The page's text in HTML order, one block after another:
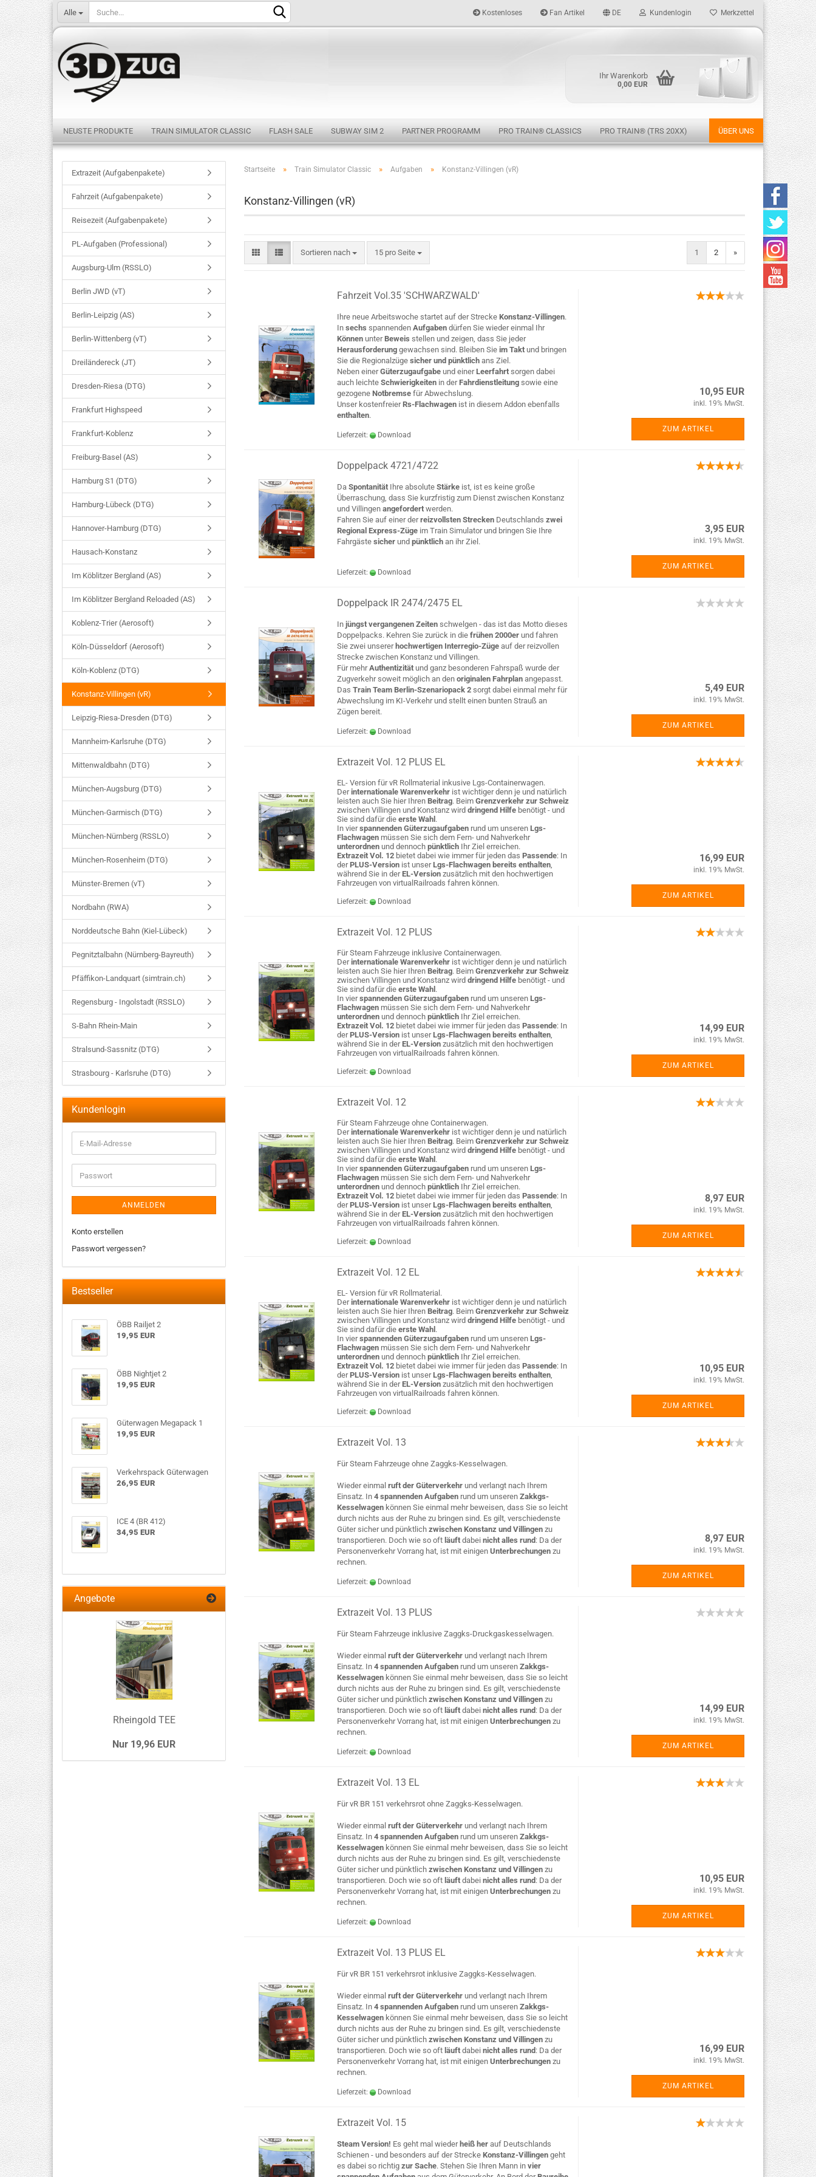
Kostenloses Fan Artikel DE Kundenlogin Merkzettel
Alle
Ihr Warenkorb
0,00 EUR
NEUSTE PRODUKTE TRAIN SIMULATOR CLASSIC FLASH SALE SUBWAY SIM 2 PARTNER PROGRAMM PRO TRAIN® CLASSICS PRO TRAIN® (TRS 20XX) ÜBER UNS
Startseite » Train Simulator Classic » Aufgaben » Konstanz-Villingen (vR)
Konstanz-Villingen (vR)
Sortieren nach 15 pro Seite 1 2 »
Fahrzeit Vol.35 'SCHWARZWALD'
Ihre neue Arbeitswoche startet auf der Strecke Konstanz-Villingen.
In sechs spannenden Aufgaben dürfen Sie wieder einmal Ihr
Können unterBeweis stellen und zeigen, dass Sie jeder
Herausforderung gewachsen sind. Bleiben Sie im Takt und bringen
Sie die Regionalzüge sicher und pünktlich ans Ziel.
Neben einerGüterzugaufgabe und einerLeerfahrt sorgen dabei
auch leichte Schwierigkeiten in derFahrdienstleitung sowie eine
gezogene Notbremse für Abwechslung.
Unser kostenfreierRs-Flachwagen ist in diesem Addon ebenfalls
enthalten.
Lieferzeit: Download
10,95 EUR
inkl. 19% MwSt.
ZUM ARTIKEL
Doppelpack 4721/4722
Da Spontanität Ihre absolute Stärke ist, ist es keine große
Überraschung, dass Sie kurzfristig zum Dienst zwischen Konstanz
und Villingen angefordert werden.
Fahren Sie auf einer derreizvollsten Strecken Deutschlands zwei
Regional Express-Züge im Train Simulator und bringen Sie Ihre
Fahrgäste sicher und pünktlich an ihr Ziel.
Lieferzeit: Download
3,95 EUR
inkl. 19% MwSt.
ZUM ARTIKEL
Doppelpack IR 2474/2475 EL
In jüngst vergangenen Zeiten schwelgen - das ist das Motto dieses
Doppelpacks. Kehren Sie zurück in die frühen 2000er und fahren
Sie zwei unserer hochwertigen Interregio-Züge auf der reizvollen
Strecke zwischen Konstanz und Villingen.
Für mehrAuthentizität und ganz besonderen Fahrspaß wurde der
Zugverkehr soweit möglich an den originalen Fahrplan angepasst.
Das Train Team Berlin-Szenariopack 2 sorgt dabei einmal mehr für
Abwechslung im KI-Verkehr und stellt einen bunten Strauß an
Zügen bereit.
Lieferzeit: Download
5,49 EUR
inkl. 19% MwSt.
ZUM ARTIKEL
Extrazeit Vol. 12 PLUS EL
EL- Version für vR Rollmaterial inkusive Lgs-Containerwagen.
Derinternationale Warenverkehr ist wichtiger denn je und natürlich
leisten auch Sie hier Ihren Beitrag. Beim Grenzverkehr zur Schweiz
zwischen Villingen und Konstanz wird dringend Hilfe benötigt - und
Sie sind dafür die erste Wahl .
In vierspannenden Güterzugaufgaben rund um unseren Lgs-
Flachwagen müssen Sie sich dem Fern- und Nahverkehr
unterordnen und dennoch pünktlich Ihr Ziel erreichen.
Extrazeit Vol. 12 bietet dabei wie immer für jeden das Passende: In
derPLUS-Version ist unserLgs-Flachwagen bereits enthalten,
während Sie in derEL-Version zusätzlich mit den hochwertigen
Fahrzeugen von virtualRailroads fahren können.
Lieferzeit: Download
16,99 EUR
inkl. 19% MwSt.
ZUM ARTIKEL
Extrazeit Vol. 12 PLUS
Für Steam Fahrzeuge inklusive Containerwagen.
Derinternationale Warenverkehr ist wichtiger denn je und natürlich
leisten auch Sie hier Ihren Beitrag. Beim Grenzverkehr zur Schweiz
zwischen Villingen und Konstanz wird dringend Hilfe benötigt - und
Sie sind dafür die erste Wahl .
In vierspannenden Güterzugaufgaben rund um unseren Lgs-
Flachwagen müssen Sie sich dem Fern- und Nahverkehr
unterordnen und dennoch pünktlich Ihr Ziel erreichen.
Extrazeit Vol. 12 bietet dabei wie immer für jeden das Passende: In
derPLUS-Version ist unserLgs-Flachwagen bereits enthalten,
während Sie in derEL-Version zusätzlich mit den hochwertigen
Fahrzeugen von virtualRailroads fahren können.
Lieferzeit: Download
14,99 EUR
inkl. 19% MwSt.
ZUM ARTIKEL
Extrazeit Vol. 12
Für Steam Fahrzeuge ohne Containerwagen.
Derinternationale Warenverkehr ist wichtiger denn je und natürlich
leisten auch Sie hier Ihren Beitrag. Beim Grenzverkehr zur Schweiz
zwischen Villingen und Konstanz wird dringend Hilfe benötigt - und
Sie sind dafür die erste Wahl .
In vierspannenden Güterzugaufgaben rund um unseren Lgs-
Flachwagen müssen Sie sich dem Fern- und Nahverkehr
unterordnen und dennoch pünktlich Ihr Ziel erreichen.
Extrazeit Vol. 12 bietet dabei wie immer für jeden das Passende: In
derPLUS-Version ist unserLgs-Flachwagen bereits enthalten,
während Sie in derEL-Version zusätzlich mit den hochwertigen
Fahrzeugen von virtualRailroads fahren können.
Lieferzeit: Download
8,97 EUR
inkl. 19% MwSt.
ZUM ARTIKEL
Extrazeit Vol. 12 EL
EL- Version für vR Rollmaterial.
Derinternationale Warenverkehr ist wichtiger denn je und natürlich
leisten auch Sie hier Ihren Beitrag. Beim Grenzverkehr zur Schweiz
zwischen Villingen und Konstanz wird dringend Hilfe benötigt - und
Sie sind dafür die erste Wahl .
In vierspannenden Güterzugaufgaben rund um unseren Lgs-
Flachwagen müssen Sie sich dem Fern- und Nahverkehr
unterordnen und dennoch pünktlich Ihr Ziel erreichen.
Extrazeit Vol. 12 bietet dabei wie immer für jeden das Passende: In
derPLUS-Version ist unserLgs-Flachwagen bereits enthalten,
während Sie in derEL-Version zusätzlich mit den hochwertigen
Fahrzeugen von virtualRailroads fahren können.
Lieferzeit: Download
10,95 EUR
inkl. 19% MwSt.
ZUM ARTIKEL
Extrazeit Vol. 13
Für Steam Fahrzeuge ohne Zaggks-Kesselwagen.
Wieder einmal ruft der Güterverkehr und verlangt nach Ihrem
Einsatz. In 4 spannenden Aufgaben rund um unseren Zakkgs-
Kesselwagen können Sie einmal mehr beweisen, dass Sie so leicht
durch nichts aus der Ruhe zu bringen sind. Es gilt, verschiedenste
Güter sicher und pünktlich zwischen Konstanz und Villingen zu
transportieren. Doch wie so oft läuft dabei nicht alles rund : Da der
Personenverkehr Vorrang hat, ist mit einigen Unterbrechungen zu
rechnen.
Lieferzeit: Download
8,97 EUR
inkl. 19% MwSt.
ZUM ARTIKEL
Extrazeit Vol. 13 PLUS
Für Steam Fahrzeuge inklusive Zaggks-Druckgaskesselwagen.
Wieder einmal ruft der Güterverkehr und verlangt nach Ihrem
Einsatz. In 4 spannenden Aufgaben rund um unseren Zakkgs-
Kesselwagen können Sie einmal mehr beweisen, dass Sie so leicht
durch nichts aus der Ruhe zu bringen sind. Es gilt, verschiedenste
Güter sicher und pünktlich zwischen Konstanz und Villingen zu
transportieren. Doch wie so oft läuft dabei nicht alles rund : Da der
Personenverkehr Vorrang hat, ist mit einigen Unterbrechungen zu
rechnen.
Lieferzeit: Download
14,99 EUR
inkl. 19% MwSt.
ZUM ARTIKEL
Extrazeit Vol. 13 EL
Für vR BR 151 verkehrsrot ohne Zaggks-Kesselwagen.
Wieder einmal ruft der Güterverkehr und verlangt nach Ihrem
Einsatz. In 4 spannenden Aufgaben rund um unseren Zakkgs-
Kesselwagen können Sie einmal mehr beweisen, dass Sie so leicht
durch nichts aus der Ruhe zu bringen sind. Es gilt, verschiedenste
Güter sicher und pünktlich zwischen Konstanz und Villingen zu
transportieren. Doch wie so oft läuft dabei nicht alles rund : Da der
Personenverkehr Vorrang hat, ist mit einigen Unterbrechungen zu
rechnen.
Lieferzeit: Download
10,95 EUR
inkl. 19% MwSt.
ZUM ARTIKEL
Extrazeit Vol. 13 PLUS EL
Für vR BR 151 verkehrsrot inklusive Zaggks-Kesselwagen.
Wieder einmal ruft der Güterverkehr und verlangt nach Ihrem
Einsatz. In 4 spannenden Aufgaben rund um unseren Zakkgs-
Kesselwagen können Sie einmal mehr beweisen, dass Sie so leicht
durch nichts aus der Ruhe zu bringen sind. Es gilt, verschiedenste
Güter sicher und pünktlich zwischen Konstanz und Villingen zu
transportieren. Doch wie so oft läuft dabei nicht alles rund : Da der
Personenverkehr Vorrang hat, ist mit einigen Unterbrechungen zu
rechnen.
Lieferzeit: Download
16,99 EUR
inkl. 19% MwSt.
ZUM ARTIKEL
Extrazeit Vol. 15
Steam Version! Es geht mal wiederheiß her auf Deutschlands
Schienen - und besonders auf der Strecke Konstanz-Villingen geht
es dabei so richtig zur Sache. Stehen Sie Ihren Mann in vier
Extrazeit (Aufgabenpakete)
Fahrzeit (Aufgabenpakete)
Reisezeit (Aufgabenpakete)
PL-Aufgaben (Professional)
Augsburg-Ulm (RSSLO)
Berlin JWD (vT)
Berlin-Leipzig (AS)
Berlin-Wittenberg (vT)
Dreiländereck (JT)
Dresden-Riesa (DTG)
Frankfurt Highspeed
Frankfurt-Koblenz
Freiburg-Basel (AS)
Hamburg S1 (DTG)
Hamburg-Lübeck (DTG)
Hannover-Hamburg (DTG)
Hausach-Konstanz
Im Köblitzer Bergland (AS)
Im Köblitzer Bergland Reloaded (AS)
Koblenz-Trier (Aerosoft)
Köln-Düsseldorf (Aerosoft)
Köln-Koblenz (DTG)
Konstanz-Villingen (vR)
Leipzig-Riesa-Dresden (DTG)
Mannheim-Karlsruhe (DTG)
Mittenwaldbahn (DTG)
München-Augsburg (DTG)
München-Garmisch (DTG)
München-Nürnberg (RSSLO)
München-Rosenheim (DTG)
Münster-Bremen (vT)
Nordbahn (RWA)
Norddeutsche Bahn (Kiel-Lübeck)
Pegnitztalbahn (Nürnberg-Bayreuth)
Pfäffikon-Landquart (simtrain.ch)
Regensburg - Ingolstadt (RSSLO)
S-Bahn Rhein-Main
Stralsund-Sassnitz (DTG)
Strasbourg - Karlsruhe (DTG)
Kundenlogin
ANMELDEN
Konto erstellen
Passwort vergessen?
Bestseller
ÖBB Railjet 2
19,95 EUR
ÖBB Nightjet 2
19,95 EUR
Güterwagen Megapack 1
19,95 EUR
Verkehrspack Güterwagen
26,95 EUR
ICE 4 (BR 412)
34,95 EUR
Angebote
Rheingold TEE
Nur 19,96 EUR